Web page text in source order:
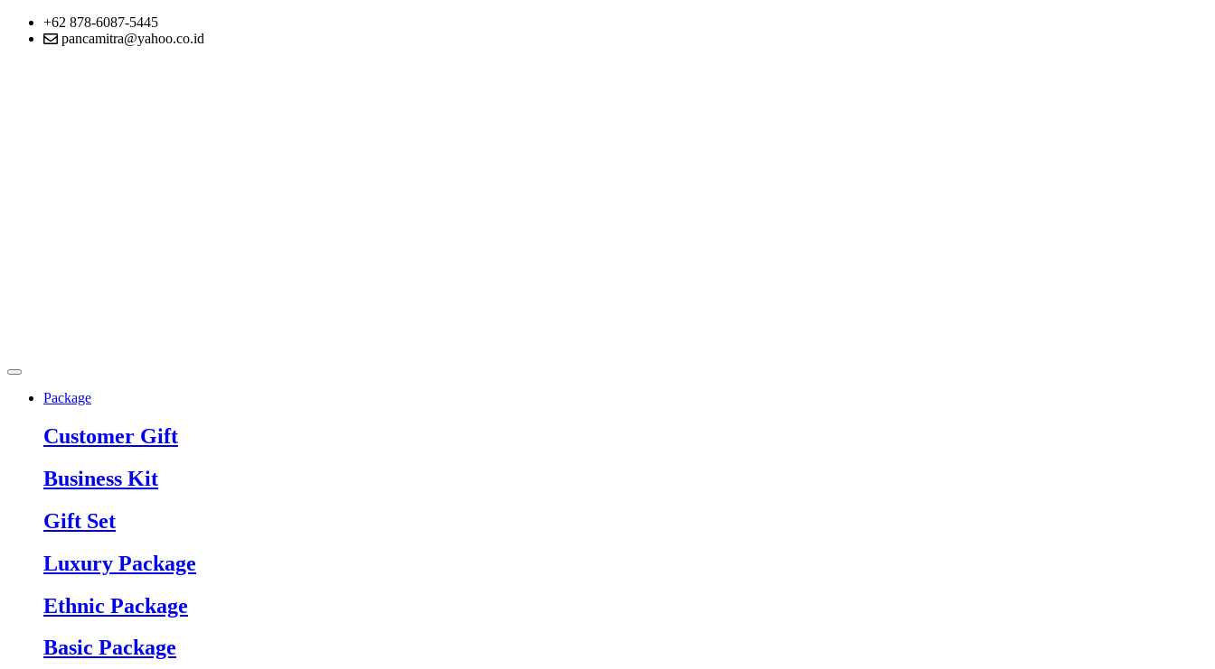
+62 878-6087-5445
pancamitra@yahoo.co.id
Package
Customer Gift
Business Kit
Gift Set
Luxury Package
Ethnic Package
Basic Package